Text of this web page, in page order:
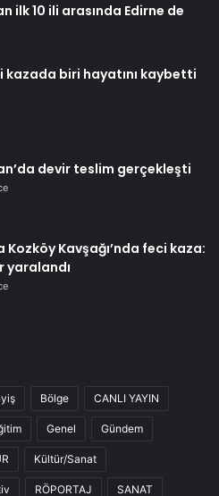
ilk 10 ili arasında Edirne de
kazada biri hayatını kaybetti
devir teslim gerçekleşti
Kozköy Kavşağı’nda feci kaza:
yaralandı
Bölge CANLI YAYIN
Genel Gündem
Kültür/Sanat
RÖPORTAJ SANAT